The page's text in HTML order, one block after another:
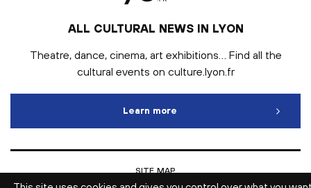
ALL CULTURAL NEWS IN LYON
Theatre, dance, cinema, art exhibitions… Find all the
cultural events on culture.lyon.fr
Learn more All cultural news in Lyon
SITE MAP
INTRANET